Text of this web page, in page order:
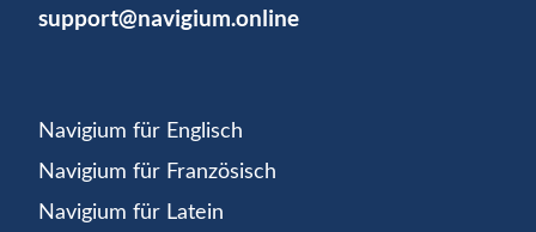
support@navigium.online
Navigium für Englisch
Navigium für Französisch
Navigium für Latein